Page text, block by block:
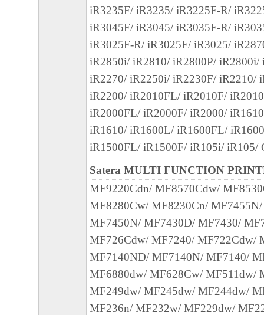
10．U.S. GOVERNMENT RESTRICTED
“米国政府エンドユーザー”とは、米国政府
を意味します。もしお客様が米国政府エン
る場合、以下の規定が適用されます ： The
"commercial item," as that term is defined at
1995), consisting of "commercial computer
"commercial computer software
used in 48 C.F.R. 12.212 (Sept 1995).
12.212 and 48 C.F.R. 227.7202-1 through
1995), all U.S. Government End Users shall
SOFTWARE with only those rights set forth
is Canon Inc./30-2, Shimomaruko 3-chome,
146-8501, Japan.
本条項中で使用される"the SOFTWARE"と
定義される「本ソフトウェア」を意味し、
iR3235F/ iR3235/ iR3225F-R/
iR3045F/ iR3045/ iR3035F-R/
iR3025F-R/ iR3025F/ iR3025/
iR2850i/ iR2810/ iR2800P/ iR2800i/
iR2270/ iR2250i/ iR2230F/ iR2210/
iR2200/ iR2010FL/ iR2010F/
iR2000FL/ iR2000F/ iR2000/
iR1610/ iR1600L/ iR1600FL/
iR1500FL/ iR1500F/ iR105i/ iR105/
Satera MULTI FUNCTION
MF9220Cdn/ MF8570Cdw/
MF8280Cw/ MF8230Cn/
MF7450N/ MF7430D/ MF7430/
MF726Cdw/ MF7240/ MF722Cdw/
MF7140ND/ MF7140N/ MF7140/
MF6880dw/ MF628Cw/ MF511dw/
MF249dw/ MF245dw/ MF244dw/
MF236n/ MF232w/ MF229dw/